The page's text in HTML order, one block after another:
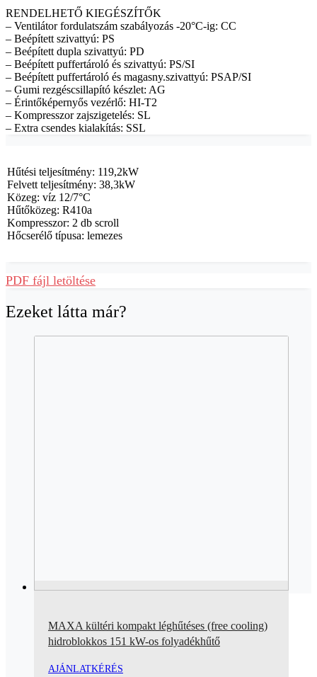
RENDELHETŐ KIEGÉSZÍTŐK
– Ventilátor fordulatszám szabályozás -20°C-ig: CC
– Beépített szivattyú: PS
– Beépített dupla szivattyú: PD
– Beépített puffertároló és szivattyú: PS/SI
– Beépített puffertároló és magasny.szivattyú: PSAP/SI
– Gumi rezgéscsillapító készlet: AG
– Érintőképernyős vezérlő: HI-T2
– Kompresszor zajszigetelés: SL
– Extra csendes kialakítás: SSL
Hűtési teljesítmény: 119,2kW
Felvett teljesítmény: 38,3kW
Közeg: víz 12/7°C
Hűtőközeg: R410a
Kompresszor: 2 db scroll
Hőcserélő típusa: lemezes
PDF fájl letöltése
Ezeket látta már?
MAXA kültéri kompakt léghűtéses (free cooling)
hidroblokkos 151 kW-os folyadékhűtő
AJÁNLATKÉRÉS